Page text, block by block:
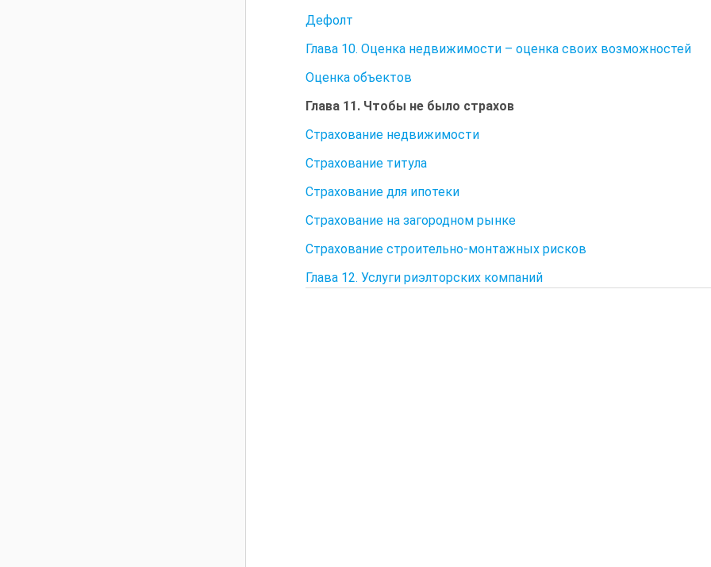
Дефолт
Глава 10. Оценка недвижимости – оценка своих возможностей
Оценка объектов
Глава 11. Чтобы не было страхов
Страхование недвижимости
Страхование титула
Страхование для ипотеки
Страхование на загородном рынке
Страхование строительно-монтажных рисков
Глава 12. Услуги риэлторских компаний